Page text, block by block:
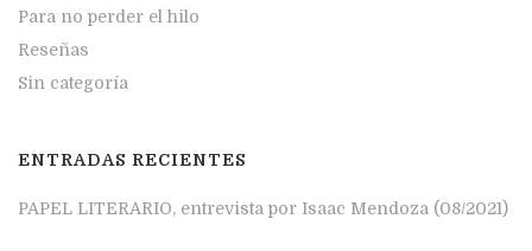
Para no perder el hilo
Reseñas
Sin categoría
ENTRADAS RECIENTES
PAPEL LITERARIO, entrevista por Isaac Mendoza (08/2021)